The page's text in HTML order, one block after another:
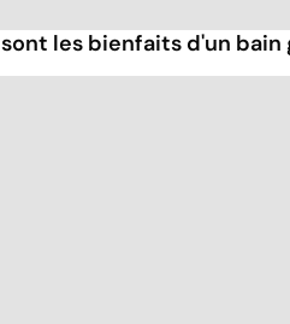
les bienfaits d'un bain